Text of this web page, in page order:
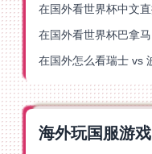
海外玩国服游戏